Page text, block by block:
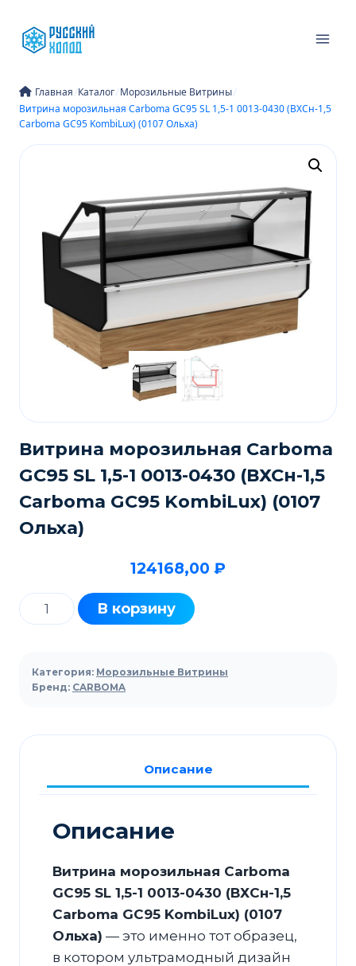
содержимому
Главная/Каталог/Морозильные Витрины/
Витрина морозильная Carboma GC95 SL 1,5-1 0013-0430 (ВХСн-1,5
Carboma GC95 KombiLux) (0107 Ольха)
Витрина морозильная Carboma
GC95 SL 1,5-1 0013-0430 (ВХСн-1,5
Carboma GC95 KombiLux) (0107
Ольха)
124168,00 ₽
Количество
товара
морозильная
Carboma
1,5-
0013-
(ВХСн-1,5
GC95
KombiLux)
Ольха)
В корзину
Категория: Морозильные Витрины
Бренд: CARBOMA
Описание
Описание
Витрина морозильная Carboma
GC95 SL 1,5-1 0013-0430 (ВХСн-1,5
Carboma GC95 KombiLux) (0107
Ольха) — это именно тот образец,
в котором ультрамодный дизайн